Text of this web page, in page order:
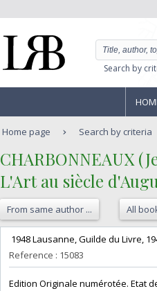
Search by
Home page Search by criteria
‎CHARBONNEAUX
‎L'Art au siècle
From same author ... All
1948 Lausanne, Guilde du Livre,
Reference : 15083
‎Edition Originale numérotée. Etat